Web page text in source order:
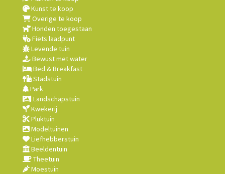
Kunst te koop
Overige te koop
Honden toegestaan
Fiets laadpunt
Levende tuin
Bewust met water
Bed & Breakfast
Stadstuin
Park
Landschapstuin
Kwekerij
Pluktuin
Modeltuinen
Liefhebberstuin
Beeldentuin
Theetuin
Moestuin